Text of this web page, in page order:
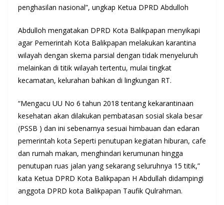
penghasilan nasional”, ungkap Ketua DPRD Abdulloh
Abdulloh mengatakan DPRD Kota Balikpapan menyikapi
agar Pemerintah Kota Balikpapan melakukan karantina
wilayah dengan skema parsial dengan tidak menyeluruh
melainkan di titik wilayah tertentu, mulai tingkat
kecamatan, kelurahan bahkan di lingkungan RT.
“Mengacu UU No 6 tahun 2018 tentang kekarantinaan
kesehatan akan dilakukan pembatasan sosial skala besar
(PSSB ) dan ini sebenarnya sesuai himbauan dan edaran
pemerintah kota Seperti penutupan kegiatan hiburan, cafe
dan rumah makan, menghindari kerumunan hingga
penutupan ruas jalan yang sekarang seluruhnya 15 titik,”
kata Ketua DPRD Kota Balikpapan H Abdullah didampingi
anggota DPRD kota Balikpapan Taufik Qulrahman.